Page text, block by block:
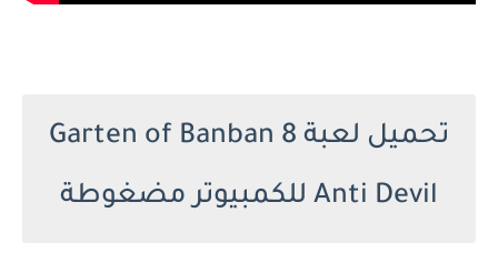
تحميل لعبة Garten of Banban 8
Anti Devil للكمبيوتر مضغوطة